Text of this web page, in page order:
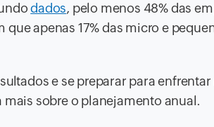
dados, pelo menos 48% das
que apenas 17% das micro e
e se preparar para
sobre o planejamento anual.